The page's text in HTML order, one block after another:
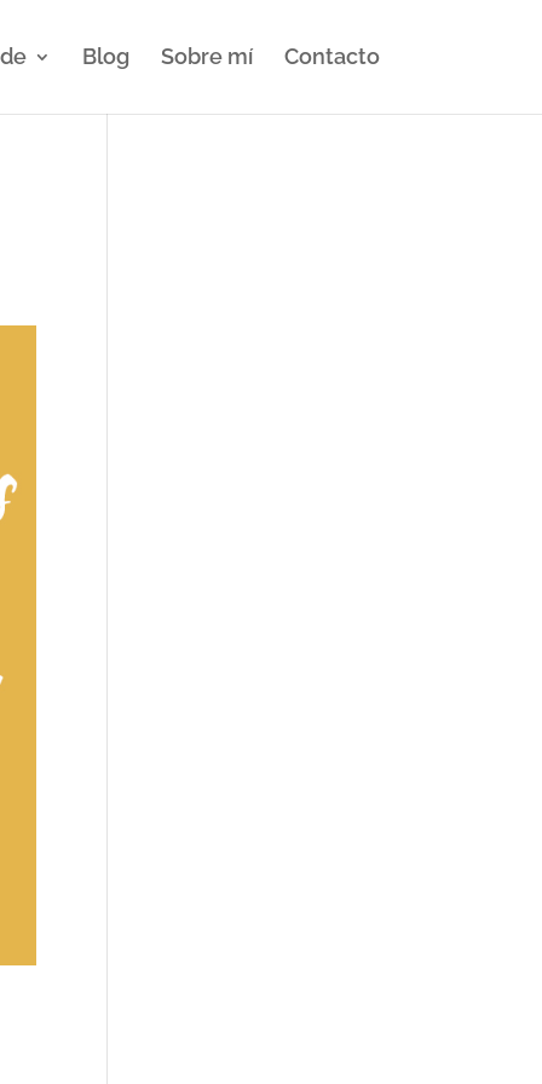
Blog Sobre mí Contacto